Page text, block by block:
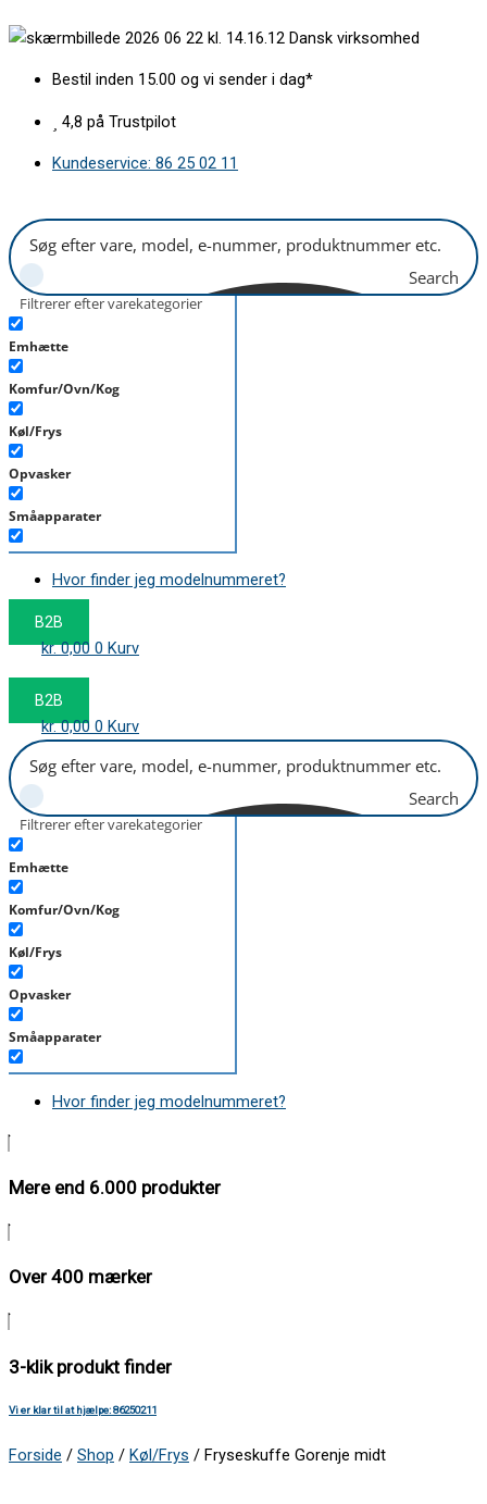
til
Dansk virksomhed
Bestil inden 15.00 og vi sender i dag*
4,8 på Trustpilot
Kundeservice: 86 25 02 11
Search
Filtrerer efter varekategorier
Emhætte
Komfur/Ovn/Kog
Køl/Frys
Opvasker
Småapparater
Støvsuger
Tørretumbler
Tilbehør/Plejemidler
Hvor finder jeg modelnummeret?
B2B
kr.0,00 0 Kurv
B2B
kr.0,00 0 Kurv
Search
Filtrerer efter varekategorier
Emhætte
Komfur/Ovn/Kog
Køl/Frys
Opvasker
Småapparater
Støvsuger
Hvor finder jeg modelnummeret?
Mere end 6.000 produkter
Over 400 mærker
3-klik produkt finder
Vi er klar til at hjælpe: 86250211
Forside / Shop / Køl/Frys / Fryseskuffe Gorenje midt
Gorenje